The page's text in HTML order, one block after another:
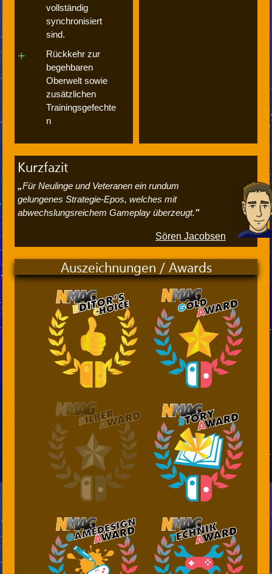
vollständig
synchronisiert
sind.
Rückkehr zur
begehbaren
Oberwelt sowie
zusätzlichen
Trainingsgefechte
n
Kurzfazit
Für Neulinge und Veteranen ein rundum
gelungenes Strategie-Epos, welches mit
abwechslungsreichem Gameplay überzeugt.
Sören Jacobsen
Auszeichnungen / Awards